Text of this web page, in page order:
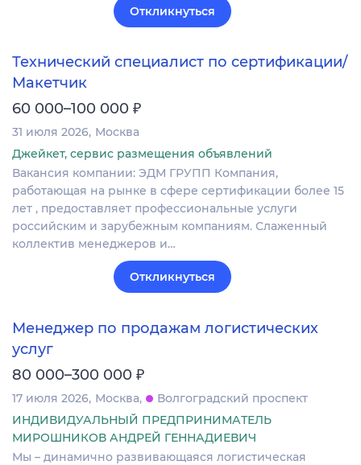
Откликнуться
Технический специалист по сертификации/
Макетчик
60 000–100 000 ₽
31 июля 2026 Москва
Джейкет, сервис размещения объявлений
Вакансия компании: ЭДМ ГРУПП Компания,
работающая на рынке в сфере сертификации более 15
лет , предоставляет профессиональные услуги
российским и зарубежным компаниям. Слаженный
коллектив менеджеров и…
Откликнуться
Менеджер по продажам логистических
услуг
80 000–300 000 ₽
17 июля 2026 Москва
Волгоградский проспект
ИНДИВИДУАЛЬНЫЙ ПРЕДПРИНИМАТЕЛЬ
МИРОШНИКОВ АНДРЕЙ ГЕННАДИЕВИЧ
Мы – динамично развивающаяся логистическая